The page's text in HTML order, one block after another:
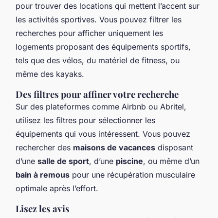
pour trouver des locations qui mettent l’accent sur
les activités sportives. Vous pouvez filtrer les
recherches pour afficher uniquement les
logements proposant des équipements sportifs,
tels que des vélos, du matériel de fitness, ou
même des kayaks.
Des filtres pour affiner votre recherche
Sur des plateformes comme Airbnb ou Abritel,
utilisez les filtres pour sélectionner les
équipements qui vous intéressent. Vous pouvez
rechercher des maisons de vacances disposant
d’une salle de sport, d’une piscine, ou même d’un
bain à remous pour une récupération musculaire
optimale après l’effort.
Lisez les avis